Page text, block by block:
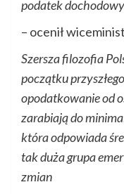
podatek
– ocenił
Szersza filozofia
początku
opodatkowanie od
zarabiają do
która odpowiada
tak duża grupa
zmian